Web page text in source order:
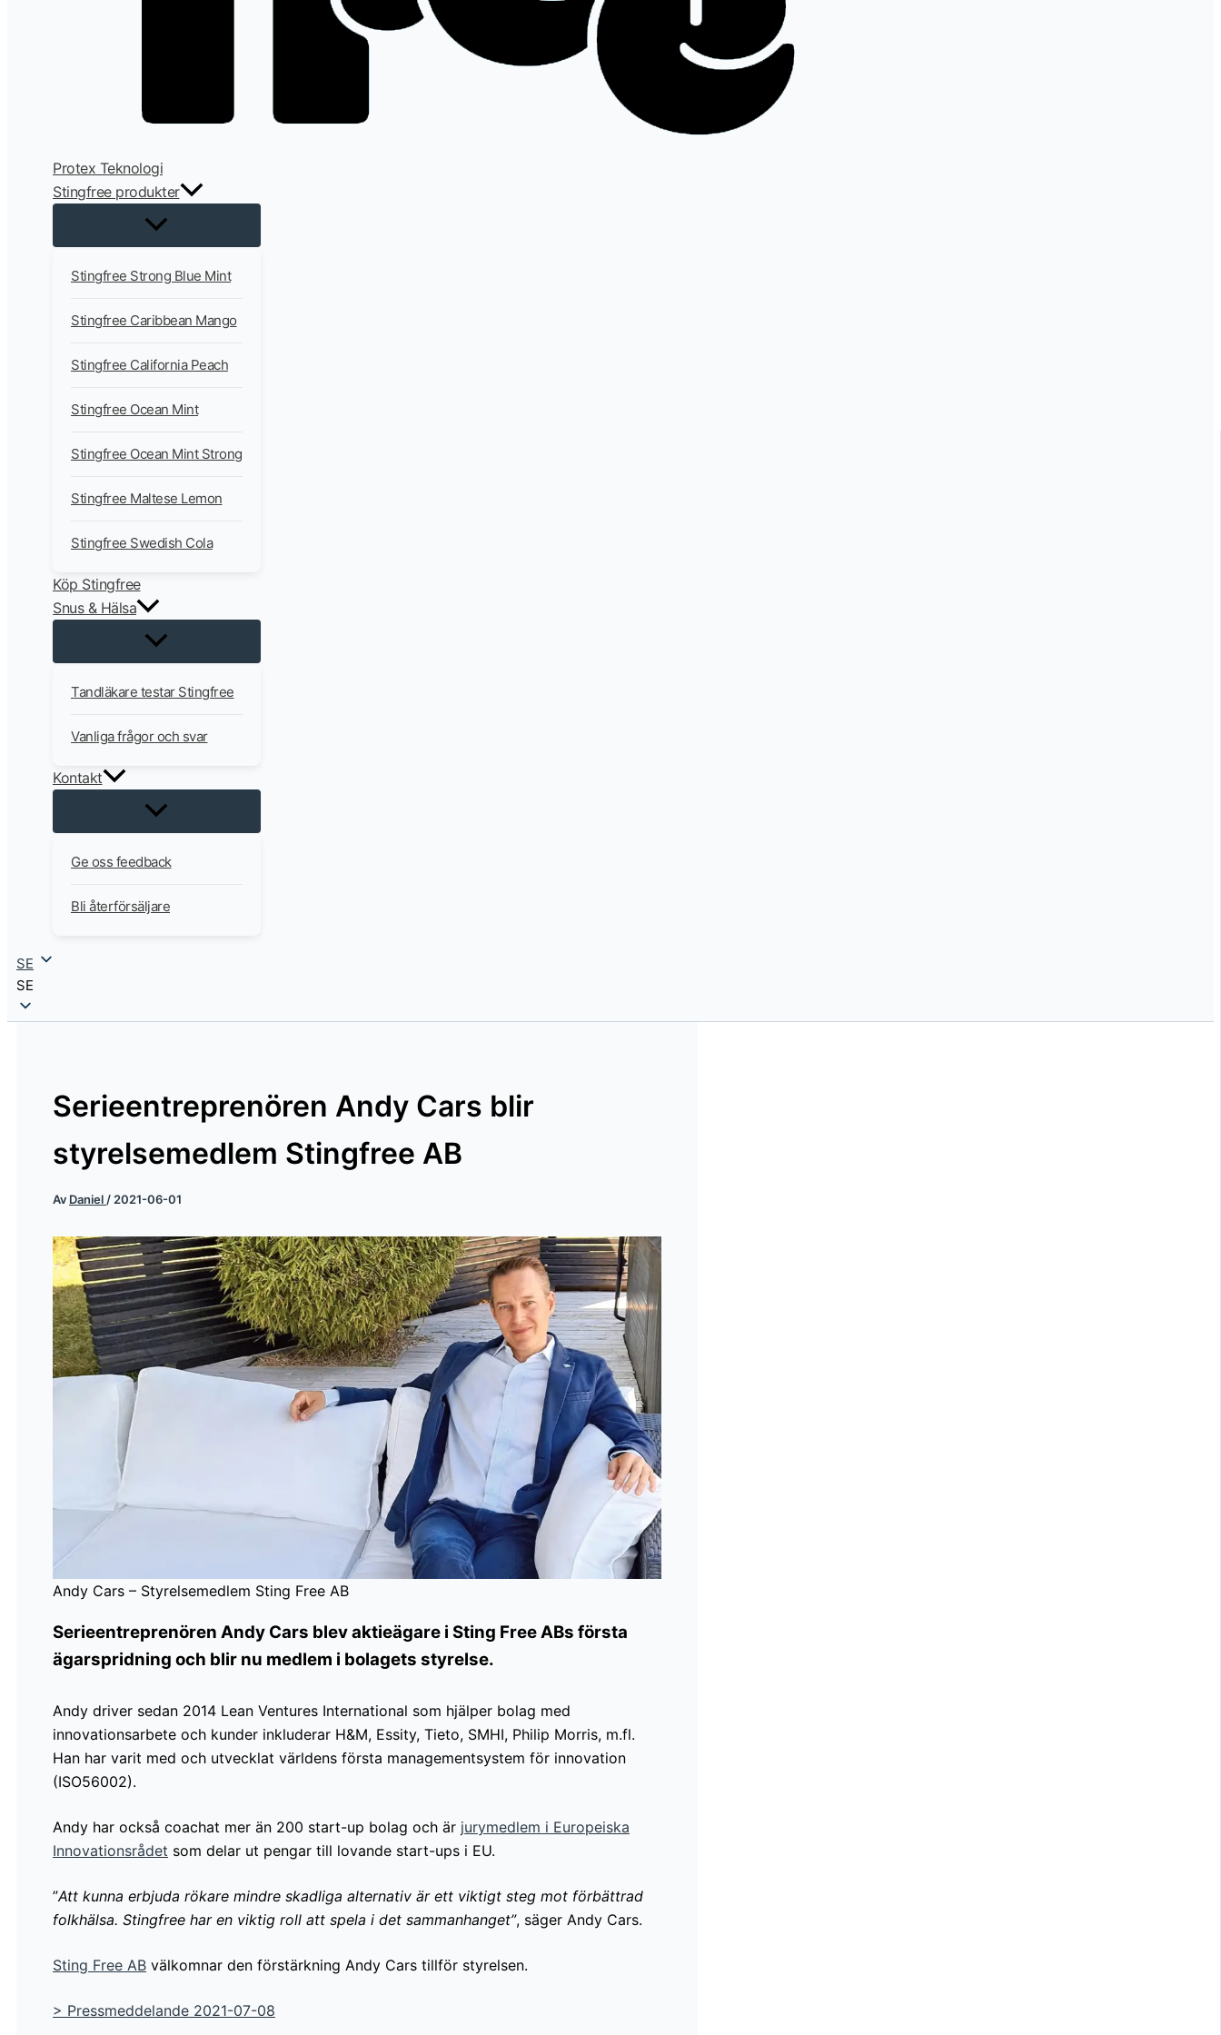
Protex Teknologi
Stingfree produkter
Stingfree Strong Blue Mint
Stingfree Caribbean Mango
Stingfree California Peach
Stingfree Ocean Mint
Stingfree Ocean Mint Strong
Stingfree Maltese Lemon
Stingfree Swedish Cola
Köp Stingfree
Snus & Hälsa
Tandläkare testar Stingfree
Vanliga frågor och svar
Kontakt
Ge oss feedback
Bli återförsäljare
SE
SE
Serieentreprenören Andy Cars blir
styrelsemedlem Stingfree AB
Av Daniel / 2021-06-01
Andy Cars – Styrelsemedlem Sting Free AB
Serieentreprenören Andy Cars blev aktieägare i Sting Free ABs första
ägarspridning och blir nu medlem i bolagets styrelse.
Andy driver sedan 2014 Lean Ventures International som hjälper bolag med
innovationsarbete och kunder inkluderar H&M, Essity, Tieto, SMHI, Philip Morris, m.fl.
Han har varit med och utvecklat världens första managementsystem för innovation
(ISO56002).
Andy har också coachat mer än 200 start-up bolag och är jurymedlem i Europeiska
Innovationsrådet som delar ut pengar till lovande start-ups i EU.
”Att kunna erbjuda rökare mindre skadliga alternativ är ett viktigt steg mot förbättrad
folkhälsa. Stingfree har en viktig roll att spela i det sammanhanget”, säger Andy Cars.
Sting Free AB välkomnar den förstärkning Andy Cars tillför styrelsen.
> Pressmeddelande 2021-07-08